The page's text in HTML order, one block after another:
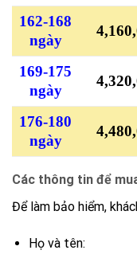
162-168
ngày
169-175
ngày
176-180
ngày
Các thông tin để
Để làm bảo hiểm,
Họ và tên: